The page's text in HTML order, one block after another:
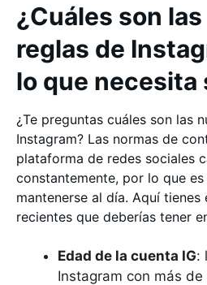
¿Cuáles son
reglas de
lo que necesita
¿Te preguntas cuáles son las
Instagram? Las normas de
plataforma de redes sociales
constantemente, por lo que
mantenerse al día. Aquí tienes
recientes que deberías tener
Edad de la cuenta IG:
Instagram con más